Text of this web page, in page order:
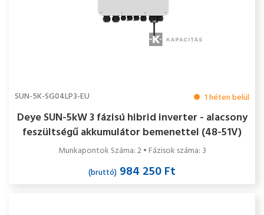
SUN-5K-SG04LP3-EU 1 héten belül
Deye SUN-5kW 3 fázisú hibrid inverter - alacsony
feszültségű akkumulátor bemenettel (48-51V)
Munkapontok Száma: 2 • Fázisok száma: 3
(bruttó) 984 250 Ft